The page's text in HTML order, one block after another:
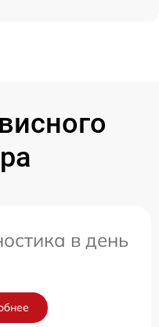
в день